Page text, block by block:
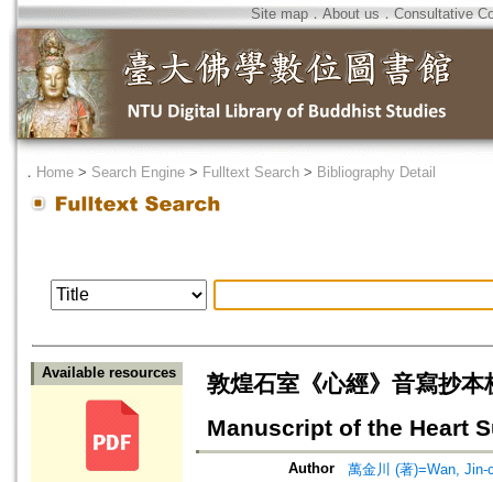
Site map．About us ． Consultative
． Home > Search Engine > Fulltext Search > Bibliography Detail
Available resources
敦煌石室《心經》音寫抄
Manuscript of the Heart
Author
萬金川 (著)=Wan, Jin-